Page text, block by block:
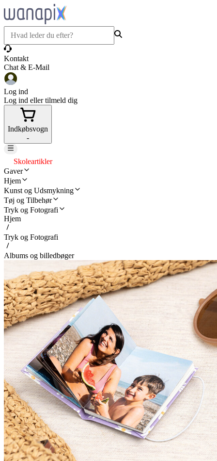
Kontakt
Chat & E-Mail
Log ind
Log ind eller tilmeld dig
Indkøbsvogn
-
Skoleartikler
Gaver
Hjem
Kunst og Udsmykning
Tøj og Tilbehør
Tryk og Fotografi
Hjem
Tryk og Fotografi
Albums og billedbøger